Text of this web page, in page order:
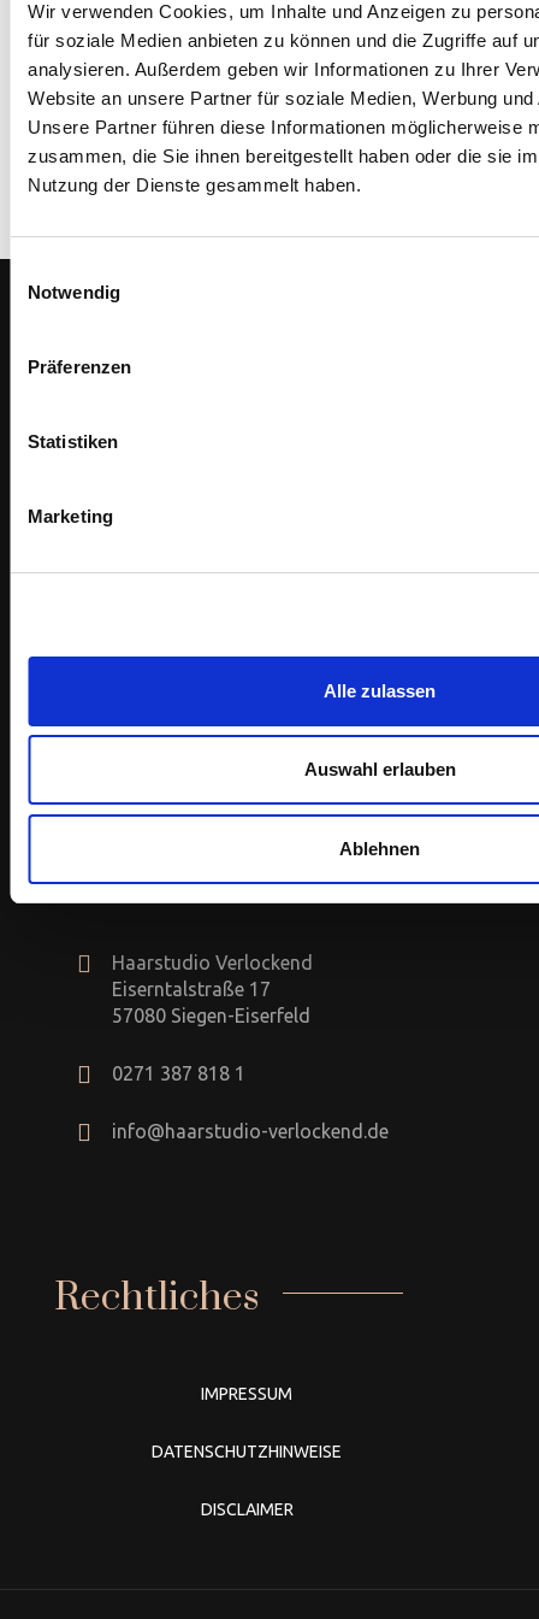
Wir verwenden Cookies, um Inhalte und Anzeigen zu
für soziale Medien anbieten zu können und die Zugriffe auf
analysieren. Außerdem geben wir Informationen zu Ihrer
Website an unsere Partner für soziale Medien, Werbung
Unsere Partner führen diese Informationen möglicherweise
zusammen, die Sie ihnen bereitgestellt haben oder die sie
Nutzung der Dienste gesammelt haben.
Notwendig
Präferenzen
Statistiken
Marketing
Alle zulassen
Auswahl erlauben
Ablehnen
Unsere Philosophie ist Ihr Gewinn !
Instagram
Kontakt
Haarstudio Verlockend
Eiserntalstraße 17
57080 Siegen-Eiserfeld
0271 387 818 1
info@haarstudio-verlockend.de
Rechtliches
IMPRESSUM
DATENSCHUTZHINWEISE
DISCLAIMER